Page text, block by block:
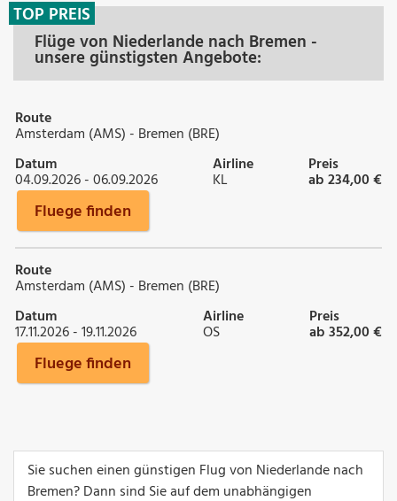
Flüge von Niederlande nach Bremen -
unsere günstigsten Angebote:
TOP PREIS
Route
Amsterdam (AMS) - Bremen (BRE)
Datum
04.09.2026 - 06.09.2026
Airline
KL
Preis
ab 234,00 €
Fluege finden
Route
Amsterdam (AMS) - Bremen (BRE)
Datum
17.11.2026 - 19.11.2026
Airline
OS
Preis
ab 352,00 €
Fluege finden
Sie suchen einen günstigen Flug von Niederlande nach
Bremen? Dann sind Sie auf dem unabhängigen